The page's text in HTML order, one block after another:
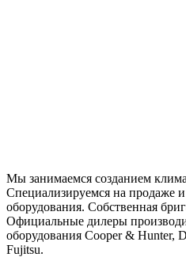
Мы занимаемся созданием
Специализируемся на продаже
оборудования. Собственная
Официальные дилеры
оборудования Cooper & Hunter,
Fujitsu.